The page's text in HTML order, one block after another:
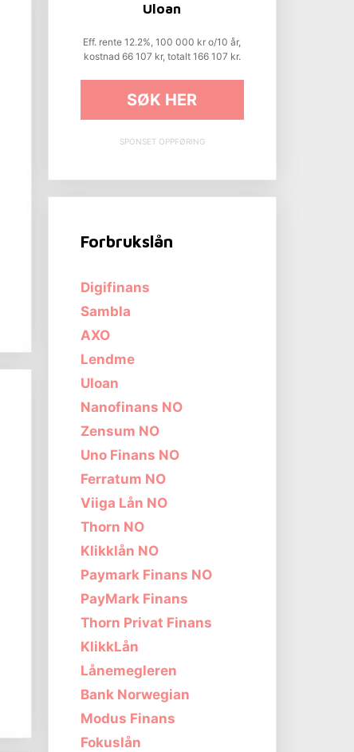
Uloan
Eff. rente 12.2%, 100 000 kr o/10 år,
kostnad 66 107 kr, totalt 166 107 kr.
SØK HER
SPONSET OPPFØRING
Forbrukslån
Digifinans
Sambla
AXO
Lendme
Uloan
Nanofinans NO
Zensum NO
Uno Finans NO
Ferratum NO
Viiga Lån NO
Thorn NO
Klikklån NO
Paymark Finans NO
PayMark Finans
Thorn Privat Finans
KlikkLån
Lånemegleren
Bank Norwegian
Modus Finans
Fokuslån